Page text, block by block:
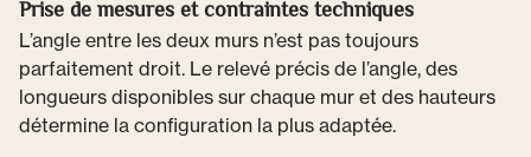
Prise de mesures et contraintes techniques
L’angle entre les deux murs n’est pas toujours
parfaitement droit. Le relevé précis de l’angle, des
longueurs disponibles sur chaque mur et des hauteurs
détermine la configuration la plus adaptée.